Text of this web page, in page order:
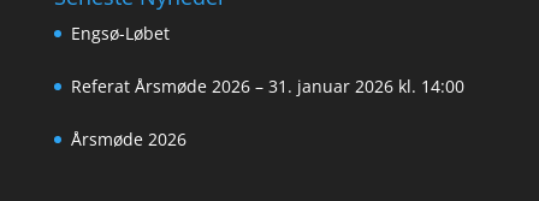
Engsø-Løbet
Referat Årsmøde 2026 – 31. januar 2026 kl. 14:00
Årsmøde 2026